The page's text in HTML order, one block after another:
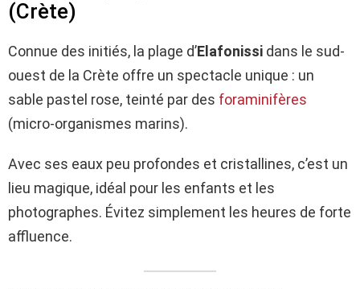
(Crète)
Connue des initiés, la plage d’Elafonissi dans le sud-
ouest de la Crète offre un spectacle unique : un
sable pastel rose, teinté par des foraminifères
(micro-organismes marins).
Avec ses eaux peu profondes et cristallines, c’est un
lieu magique, idéal pour les enfants et les
photographes. Évitez simplement les heures de forte
affluence.